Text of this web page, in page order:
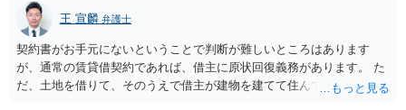
王 宣麟 弁護士
契約書がお手元にないということで判断が難しいところはあります
が、通常の賃貸借契約であれば、借主に原状回復義務があります。 た
だ、土地を借りて、そのうえで借主が建物を建てて住んでいたケース